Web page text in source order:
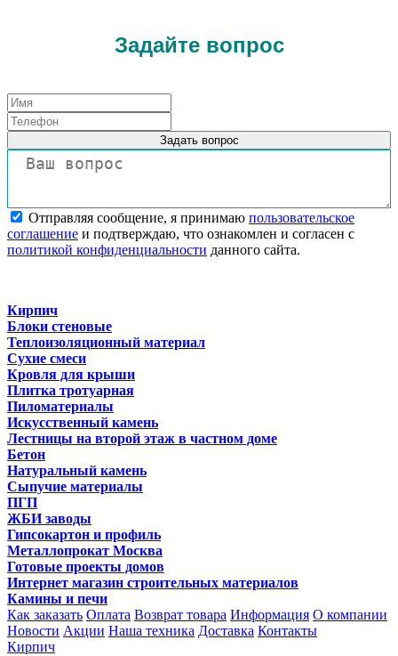
Задайте вопрос
Задать вопрос
Отправляя сообщение, я принимаю пользовательское
соглашение и подтверждаю, что ознакомлен и согласен с
политикой конфиденциальности данного сайта.
Кирпич
Блоки стеновые
Теплоизоляционный материал
Сухие смеси
Кровля для крыши
Плитка тротуарная
Пиломатериалы
Искусственный камень
Лестницы на второй этаж в частном доме
Бетон
Натуральный камень
Сыпучие материалы
ПГП
ЖБИ заводы
Гипсокартон и профиль
Металлопрокат Москва
Готовые проекты домов
Интернет магазин строительных материалов
Камины и печи
Как заказать Оплата Возврат товара Информация О компании
Новости Акции Наша техника Доставка Контакты
Кирпич